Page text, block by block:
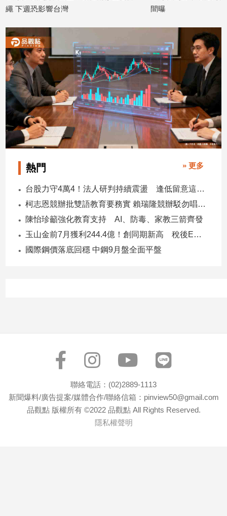
消
健
康/
親
子/
感
情
藝
術
／
文
創
／
推
薦
科
戲
繩 下週恐影響台灣
間曝
熱門 » 更多
台股力守4萬4！法人研判持續震盪 逢低留意這些族群
柯志恩競辦批雙語教育要務實 賴瑞隆競辦駁勿唱衰高雄
陳怡珍籲強化教育支持 AI、防毒、家教三箭齊發
玉山金前7月獲利244.4億！創同期新高 稅後EPS自結1.51元
國際鋼價落底回穩 中鋼9月盤全面平盤
聯絡電話：(02)2889-1113
新聞爆料/廣告提案/媒體合作/聯絡信箱：pinview50@gmail.com
品觀點 版權所有 ©2022 品觀點 All Rights Reserved.
隱私權聲明